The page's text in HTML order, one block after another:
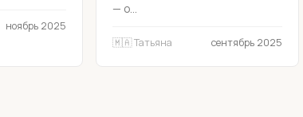
ноябрь 2025
— о...
🇲🇦 Татьяна сентябрь 2025